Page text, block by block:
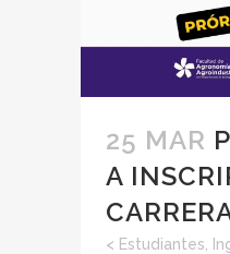
25 MAR
A
< Estudiantes